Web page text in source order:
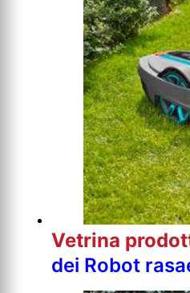
Vetrina
dei Robot